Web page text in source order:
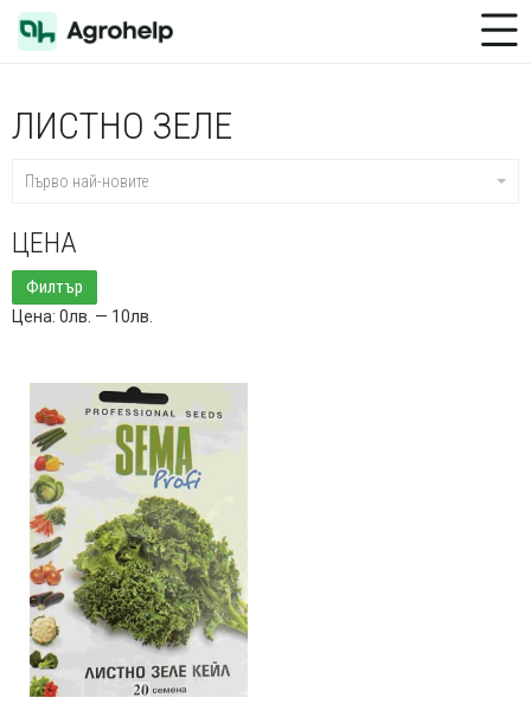
Toggle Menu
ЛИСТНО ЗЕЛЕ
Първо най-новите
ЦЕНА
Минимална
цена
Максимална
цена
Филтър
Цена: 0лв. — 10лв.